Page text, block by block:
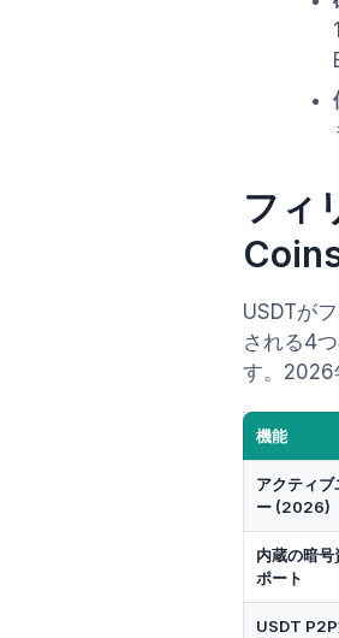
フィ
USDTが
される4
す。2026
機能
アクティブ
ー (2026)
内蔵の暗号
ポート
USDT